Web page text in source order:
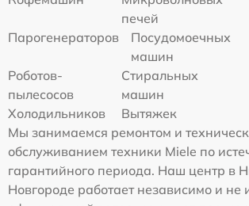
печей
Парогенераторов
Посудомоечных
машин
Роботов-
пылесосов
Стиральных
машин
Холодильников
Вытяжек
Мы занимаемся ремонтом и
обслуживанием техники Miele по
гарантийного периода. Наш центр в
Новгороде работает независимо и не